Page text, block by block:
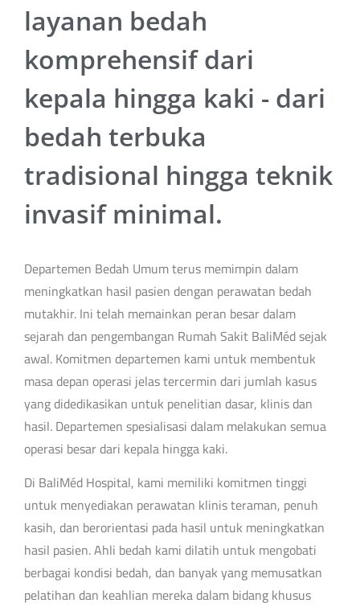
layanan bedah
komprehensif dari
kepala hingga kaki - dari
bedah terbuka
tradisional hingga teknik
invasif minimal.
Departemen Bedah Umum terus memimpin dalam
meningkatkan hasil pasien dengan perawatan bedah
mutakhir. Ini telah memainkan peran besar dalam
sejarah dan pengembangan Rumah Sakit BaliMéd sejak
awal. Komitmen departemen kami untuk membentuk
masa depan operasi jelas tercermin dari jumlah kasus
yang didedikasikan untuk penelitian dasar, klinis dan
hasil. Departemen spesialisasi dalam melakukan semua
operasi besar dari kepala hingga kaki.
Di BaliMéd Hospital, kami memiliki komitmen tinggi
untuk menyediakan perawatan klinis teraman, penuh
kasih, dan berorientasi pada hasil untuk meningkatkan
hasil pasien. Ahli bedah kami dilatih untuk mengobati
berbagai kondisi bedah, dan banyak yang memusatkan
pelatihan dan keahlian mereka dalam bidang khusus